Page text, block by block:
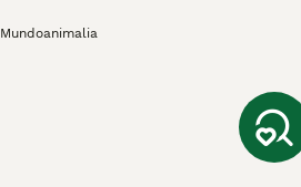
Mundoanimalia